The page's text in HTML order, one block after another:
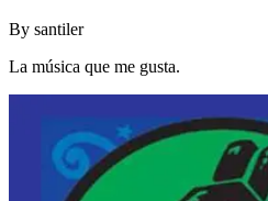
By santiler
La música que me gusta.